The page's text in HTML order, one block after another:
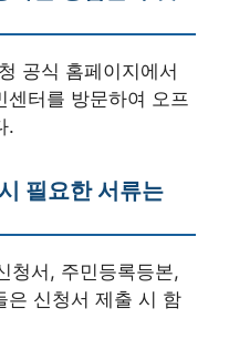
공식 홈페이지에서
센터를 방문하여 오프
.
필요한 서류는
청서, 주민등록등본,
은 신청서 제출 시 함